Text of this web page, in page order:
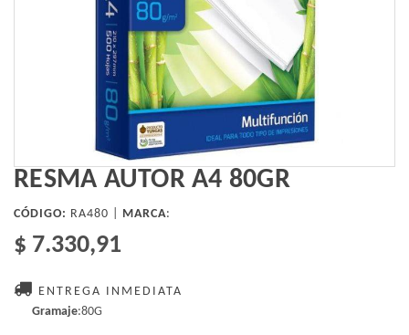
RESMA AUTOR A4 80GR
CÓDIGO: RA480 | MARCA:
$ 7.330,91
ENTREGA INMEDIATA
Gramaje:80G